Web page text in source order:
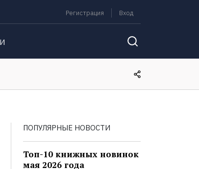
Регистрация Вход
ПОПУЛЯРНЫЕ НОВОСТИ
Топ-10 книжных новинок
мая 2026 года